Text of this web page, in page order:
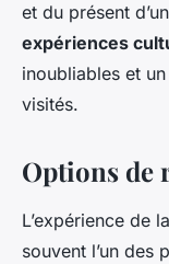
et du présent
expériences
inoubliables et
visités.
Options de
L’expérience de la
souvent l’un des